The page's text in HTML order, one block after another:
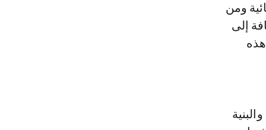
ومن
إلى